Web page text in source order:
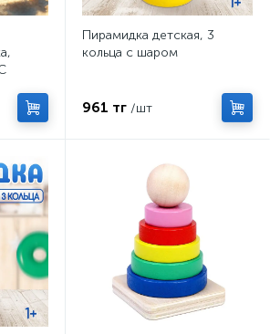
Пирамидка детская, 3
кольца с шаром
961 тг /шт